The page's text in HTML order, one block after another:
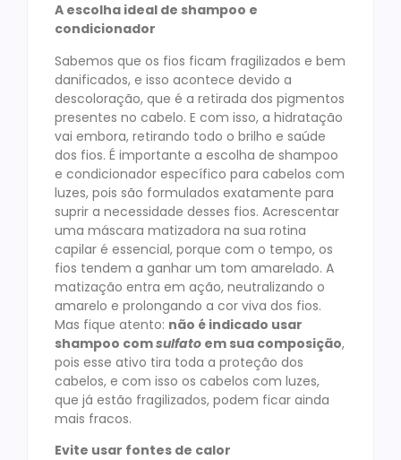
A escolha ideal de shampoo e
condicionador
Sabemos que os fios ficam fragilizados e bem
danificados, e isso acontece devido a
descoloração, que é a retirada dos pigmentos
presentes no cabelo. E com isso, a hidratação
vai embora, retirando todo o brilho e saúde
dos fios. É importante a escolha de shampoo
e condicionador específico para cabelos com
luzes, pois são formulados exatamente para
suprir a necessidade desses fios. Acrescentar
uma máscara matizadora na sua rotina
capilar é essencial, porque com o tempo, os
fios tendem a ganhar um tom amarelado. A
matização entra em ação, neutralizando o
amarelo e prolongando a cor viva dos fios.
Mas fique atento: não é indicado usar
shampoo comsulfato em sua composição,
pois esse ativo tira toda a proteção dos
cabelos, e com isso os cabelos com luzes,
que já estão fragilizados, podem ficar ainda
mais fracos.
Evite usar fontes de calor